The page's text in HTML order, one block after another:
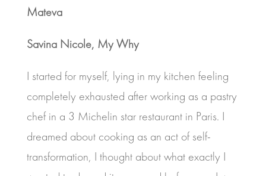
Mateva
Savina Nicole, My Why
I started for myself, lying in my kitchen feeling
completely exhausted after working as a pastry
chef in a 3 Michelin star restaurant in Paris. I
dreamed about cooking as an act of self-
transformation, I thought about what exactly I